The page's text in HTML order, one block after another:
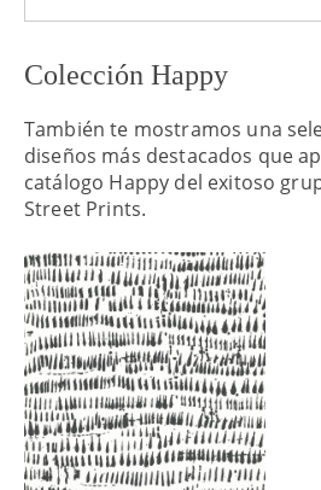
Colección Happy
También te mostramos una
diseños más destacados que
catálogo Happy del exitoso
Street Prints.